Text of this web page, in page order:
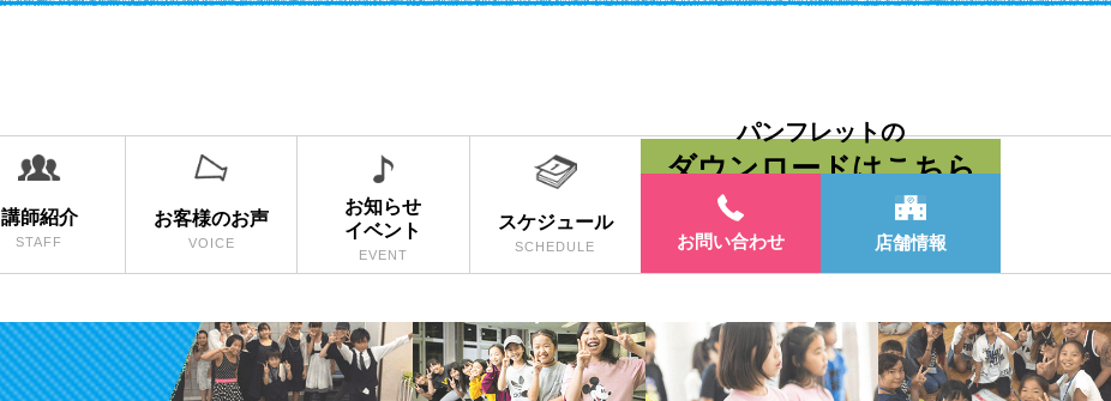
講師紹介
STAFF
お客様のお声
VOICE
お知らせ
イベント
EVENT
スケジュール
SCHEDULE
パンフレットの
ダウンロードはこちら
お問い合わせ 店舗情報